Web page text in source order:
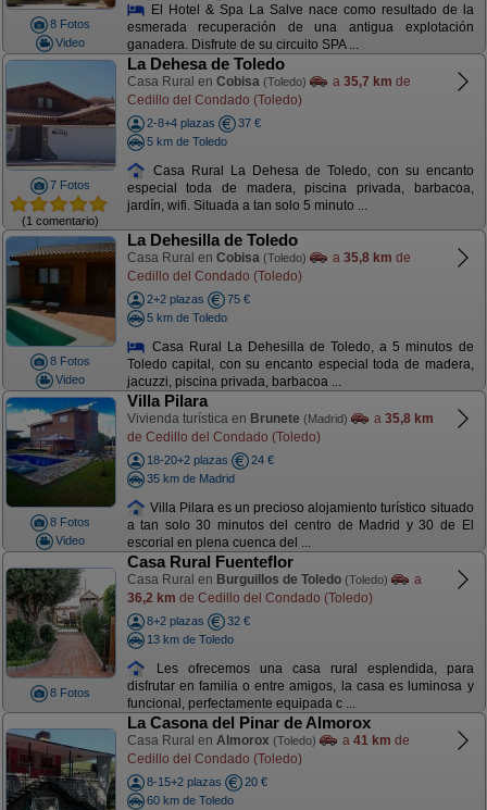
8 Fotos
Video
El Hotel & Spa La Salve nace como resultado de la
esmerada recuperación de una antigua explotación
ganadera. Disfrute de su circuito SPA ...
7 Fotos
(1 comentario)
La Dehesa de Toledo
Casa Rural en Cobisa (Toledo) a 35,7 km de
Cedillo del Condado (Toledo)
2-8+4 plazas
37 €
5 km de Toledo
Casa Rural La Dehesa de Toledo, con su encanto
especial toda de madera, piscina privada, barbacoa,
jardín, wifi. Situada a tan solo 5 minuto ...
8 Fotos
Video
La Dehesilla de Toledo
Casa Rural en Cobisa (Toledo) a 35,8 km de
Cedillo del Condado (Toledo)
2+2 plazas
75 €
5 km de Toledo
Casa Rural La Dehesilla de Toledo, a 5 minutos de
Toledo capital, con su encanto especial toda de madera,
jacuzzi, piscina privada, barbacoa ...
8 Fotos
Video
Villa Pilara
Vivienda turística en Brunete (Madrid) a 35,8 km
de Cedillo del Condado (Toledo)
18-20+2 plazas
24 €
35 km de Madrid
Villa Pilara es un precioso alojamiento turístico situado
a tan solo 30 minutos del centro de Madrid y 30 de El
escorial en plena cuenca del ...
8 Fotos
Casa Rural Fuenteflor
Casa Rural en Burguillos de Toledo (Toledo)
a
36,2 km de Cedillo del Condado (Toledo)
8+2 plazas
32 €
13 km de Toledo
Les ofrecemos una casa rural esplendida, para
disfrutar en familia o entre amigos, la casa es luminosa y
funcional, perfectamente equipada c ...
La Casona del Pinar de Almorox
Casa Rural en Almorox (Toledo) a 41 km de
Cedillo del Condado (Toledo)
8-15+2 plazas
20 €
60 km de Toledo